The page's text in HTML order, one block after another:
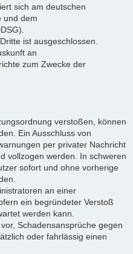
sich am deutschen
und dem
ist ausgeschlossen.
an
zum Zwecke der
verstoßen, können
Ein Ausschluss von
per privater Nachricht
vollzogen werden. In schweren
sofort und ohne vorherige
an einer
ein begründeter Verstoß
werden kann.
Schadensansprüche gegen
oder fahrlässig einen